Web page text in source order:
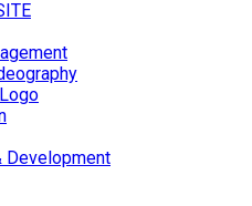
Development